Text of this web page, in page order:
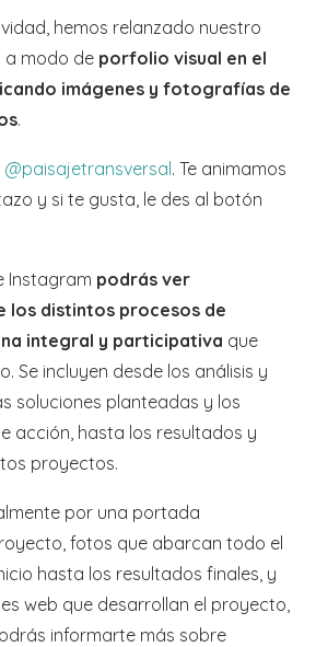
hemos relanzado nuestro
a modo de porfolio visual en el
imágenes y fotografías de
.
@paisajetransversal. Te animamos
y si te gusta, le des al botón
Instagram podrás ver
los distintos procesos de
integral y participativa que
Se incluyen desde los análisis y
soluciones planteadas y los
acción, hasta los resultados y
proyectos.
por una portada
fotos que abarcan todo el
hasta los resultados finales, y
web que desarrollan el proyecto,
informarte más sobre